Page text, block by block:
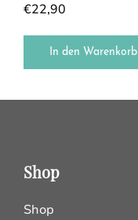
€22,90
In den Warenkorb
Shop
Shop